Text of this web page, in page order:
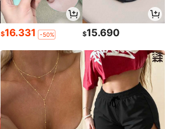
$16.331 -50% $15.690